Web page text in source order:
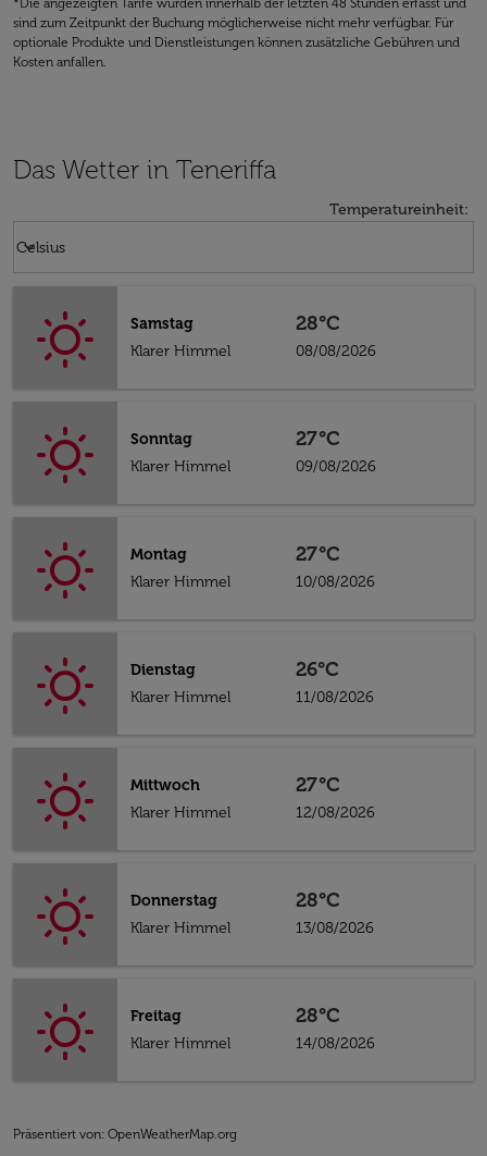
*Die angezeigten Tarife wurden innerhalb der letzten 48 Stunden erfasst und
sind zum Zeitpunkt der Buchung möglicherweise nicht mehr verfügbar. Für
optionale Produkte und Dienstleistungen können zusätzliche Gebühren und
Kosten anfallen.
Das Wetter in Teneriffa
Temperatureinheit:
Celsius
keyboard_arrow_down
Samstag
Klarer Himmel
28°C
08/08/2026
Sonntag
Klarer Himmel
27°C
09/08/2026
Montag
Klarer Himmel
27°C
10/08/2026
Dienstag
Klarer Himmel
26°C
11/08/2026
Mittwoch
Klarer Himmel
27°C
12/08/2026
Donnerstag
Klarer Himmel
28°C
13/08/2026
Freitag
Klarer Himmel
28°C
14/08/2026
Präsentiert von: OpenWeatherMap.org